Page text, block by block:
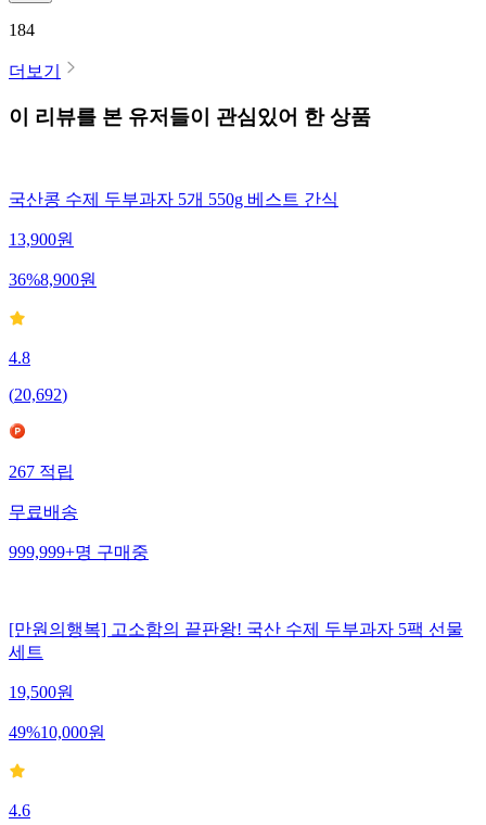
184
더보기
이 리뷰를 본 유저들이 관심있어 한 상품
국산콩 수제 두부과자 5개 550g 베스트 간식
13,900원
36%8,900원
4.8
(20,692)
267 적립
무료배송
999,999+명 구매중
[만원의행복] 고소함의 끝판왕! 국산 수제 두부과자 5팩 선물
세트
19,500원
49%10,000원
4.6